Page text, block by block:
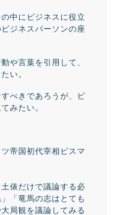
中にビジネスに役立
ジネスパーソンの座
や言葉を引用して、
い。
べきであろうが、ビ
みたい。
帝国初代宰相ビスマ
俵だけで議論する必
「竜馬の志はとても
局観を議論してみる